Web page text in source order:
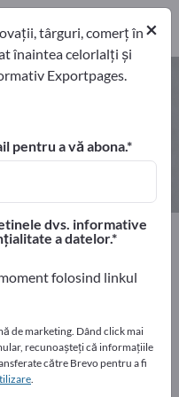
și
6
instituțional
pe
hand – Contacte
×
târguri, comerț în
înaintea celorlalți și
Exportpages.
pentru a vă abona.
dvs. informative
a datelor.
folosind linkul
de marketing. Dând click mai
recunoașteți că informațiile
către Brevo pentru a fi
.